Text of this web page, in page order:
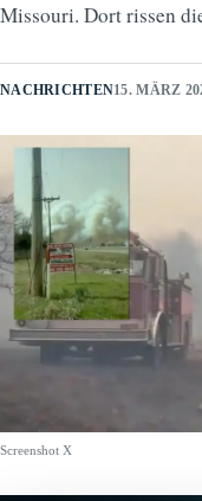
Missouri. Dort rissen
NACHRICHTEN15. MÄRZ
Screenshot X